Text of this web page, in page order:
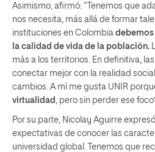
Asimismo, afirmó: “Tenemos que
nos necesita, más allá de formar
instituciones en Colombia debemos
la calidad de vida de la población.
más a los territorios. En definitiva,
conectar mejor con la realidad
cambios. A mí me gusta UNIR
virtualidad
, pero sin perder ese
Por su parte, Nicolay Aguirre
expectativas de conocer las
universidad global. Tenemos que